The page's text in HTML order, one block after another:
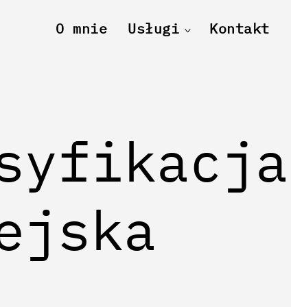
O mnie Usługi toggle
child
Kontakt